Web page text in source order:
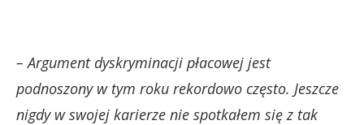
– Argument dyskryminacji płacowej jest
podnoszony w tym roku rekordowo często. Jeszcze
nigdy w swojej karierze nie spotkałem się z tak